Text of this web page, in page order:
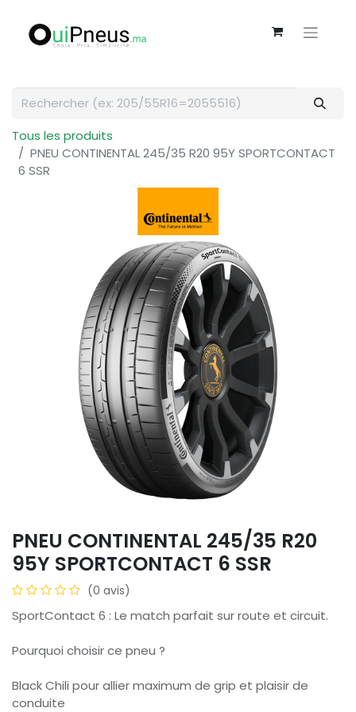
Tous les produits
PNEU CONTINENTAL 245/35 R20 95Y SPORTCONTACT
6 SSR
PNEU CONTINENTAL 245/35 R20
95Y SPORTCONTACT 6 SSR
(0 avis)
SportContact 6 : Le match parfait sur route et circuit.
Pourquoi choisir ce pneu ?
Black Chili pour allier maximum de grip et plaisir de
conduite